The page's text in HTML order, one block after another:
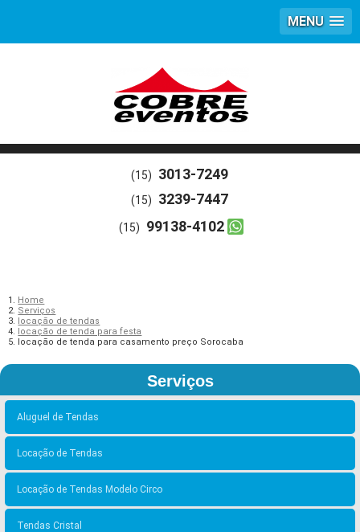
MENU
(15) 3013-7249
(15) 3239-7447
(15) 99138-4102
Home
Serviços
locação de tendas
locação de tenda para festa
locação de tenda para casamento preço Sorocaba
Serviços
Aluguel de Tendas
Locação de Tendas
Locação de Tendas Modelo Circo
Tendas Cristal